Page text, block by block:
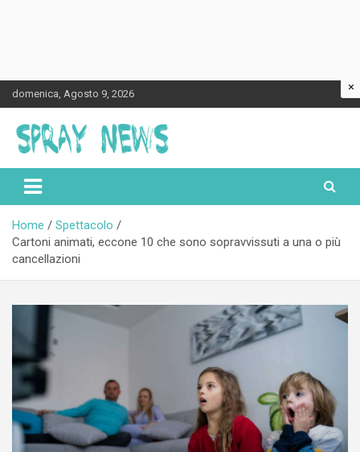
Skip
to
content
domenica, Agosto 9, 2026
Spraynews.it
Home
Spettacolo
Cartoni animati, eccone 10 che sono sopravvissuti a una o più
cancellazioni
×